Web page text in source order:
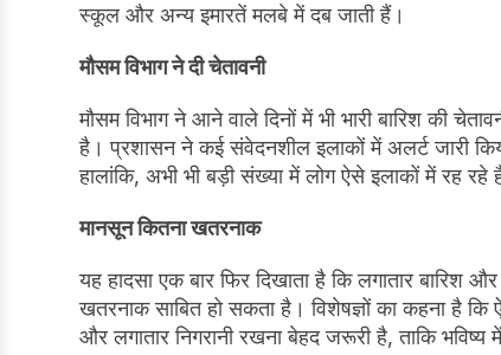
स्कूल और अन्य इमारतें मलबे में दब जाती हैं।
मौसम विभाग ने दी चेतावनी
मौसम विभाग ने आने वाले दिनों में भी भारी बारिश की
है। प्रशासन ने कई संवेदनशील इलाकों में अलर्ट जारी
हालांकि, अभी भी बड़ी संख्या में लोग ऐसे इलाकों में रह
मानसून कितना खतरनाक
यह हादसा एक बार फिर दिखाता है कि लगातार बारिश
खतरनाक साबित हो सकता है। विशेषज्ञों का कहना है कि
और लगातार निगरानी रखना बेहद जरूरी है, ताकि